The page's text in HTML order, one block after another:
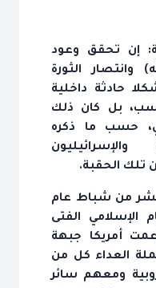
إن تحقق وعود
وانتصار الثورة
حادثة داخلية
بل كان ذلك
حسب ما ذكره
تلك الحقبة.
من شباط عام
الإسلامي الفتى
أمريكا جبهة
العداء كل من
ومعهم سائر